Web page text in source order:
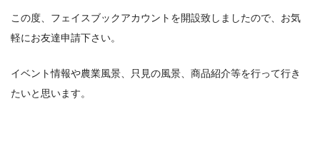
この度、フェイスブックアカウントを開設致しましたので、お気
軽にお友達申請下さい。
イベント情報や農業風景、只見の風景、商品紹介等を行って行き
たいと思います。